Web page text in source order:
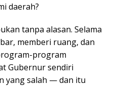
daerah?
tanpa alasan. Selama
memberi ruang, dan
program
Gubernur sendiri
yang salah — dan itu